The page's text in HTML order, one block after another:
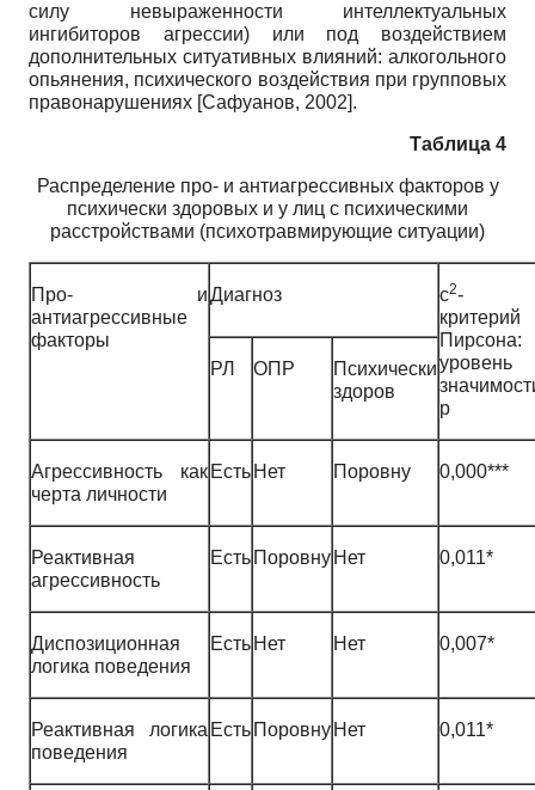
силу невыраженности интеллектуальных
ингибиторов агрессии) или под воздействием
дополнительных ситуативных влияний: алкогольного
опьянения, психического воздействия при групповых
правонарушениях [Сафуанов, 2002].
Таблица 4
Распределение про- и антиагрессивных факторов у
психически здоровых и у лиц с психическими
расстройствами (психотравмирующие ситуации)
Про- и
антиагрессивные
факторы
Диагноз c2-
критерий
Пирсона:
уровень
p
РЛ ОПР
Психически
здоров
Агрессивность как
черта личности
Есть Нет Поровну 0,000***
Реактивная
агрессивность
Есть Поровну Нет 0,011*
Диспозиционная
логика поведения
Есть Нет Нет 0,007*
Реактивная логика
поведения
Есть Поровну Нет 0,011*